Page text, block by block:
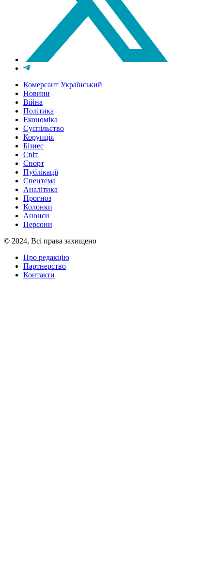
Комерсант Український
Новини
Війна
Політика
Економіка
Суспільство
Корупція
Бізнес
Світ
Спорт
Публікації
Спецтема
Аналітика
Прогноз
Колонки
Анонси
Персони
© 2024, Всі права захищено
Про редакцію
Партнерство
Контакти